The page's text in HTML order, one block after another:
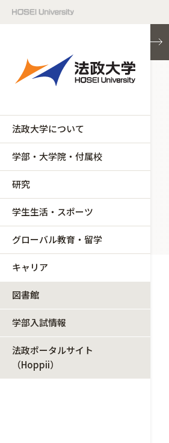
法政大学について
学部・大学院・付属校
研究
学生生活・スポーツ
グローバル教育・留学
キャリア
図書館
学部入試情報
法政ポータルサイト
（Hoppii）